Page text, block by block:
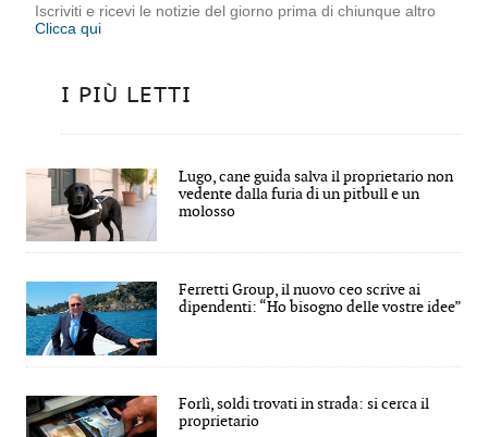
Iscriviti e ricevi le notizie del giorno prima di chiunque altro
Clicca qui
I PIÙ LETTI
Lugo, cane guida salva il proprietario non
vedente dalla furia di un pitbull e un
molosso
Ferretti Group, il nuovo ceo scrive ai
dipendenti: “Ho bisogno delle vostre idee”
Forlì, soldi trovati in strada: si cerca il
proprietario